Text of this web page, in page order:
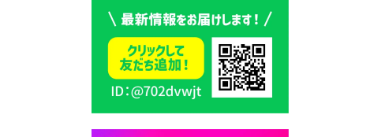
2026年7月30日 豊前市立学校
紹介≪再編計画の見直しにつ
いて≫
2026年7月29日 豊前市指定ご
み袋販売のお知らせ